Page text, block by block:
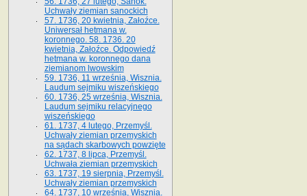
Uchwały ziemian sanockich
57. 1736, 20 kwietnia, Załoźce.
Uniwersał hetmana w.
koronnego. 58. 1736. 20
kwietnia, Załoźce. Odpowiedź
hetmana w. koronnego dana
ziemianom lwowskim
59. 1736, 11 września, Wisznia.
Laudum sejmiku wiszeńskiego
60. 1736, 25 września, Wisznia.
Laudum sejmiku relacyjnego
wiszeńskiego
61. 1737, 4 lutego, Przemyśl.
Uchwały ziemian przemyskich
na sądach skarbowych powzięte
62. 1737, 8 lipca, Przemyśl.
Uchwała ziemian przemyskich
63. 1737, 19 sierpnia, Przemyśl.
Uchwały ziemian przemyskich
64. 1737, 10 września, Wisznia.